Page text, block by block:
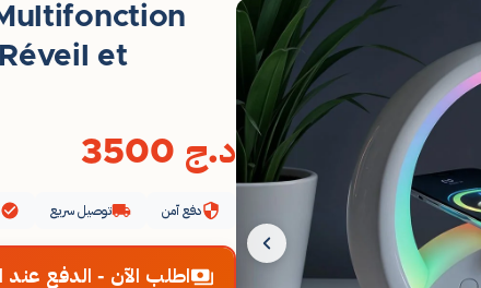
et
د.ج
دفع آمن توصيل سريع
اطلب الآن - الدفع عند